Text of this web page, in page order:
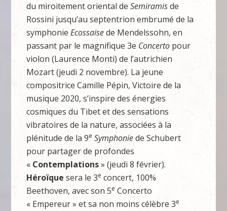
du miroitement oriental deSemiramisde
Rossini jusqu’au septentrion embrumé de la
symphonieEcossaisede Mendelssohn, en
passant par le magnifique 3e Concerto pour
violon (Laurence Monti) de l’autrichien
Mozart (jeudi 2 novembre). La jeune
compositrice Camille Pépin, Victoire de la
musique 2020, s’inspire des énergies
cosmiques du Tibet et des sensations
vibratoires de la nature, associées à la
plénitude de la 9e Symphoniede Schubert
pour partager de profondes
« Contemplations» (jeudi 8 février).
Héroïque sera le 3e concert, 100%
Beethoven, avec son 5e Concerto
« Empereur » et sa non moins célèbre 3e